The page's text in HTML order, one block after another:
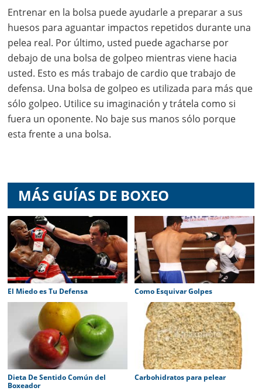
Entrenar en la bolsa puede ayudarle a preparar a sus
huesos para aguantar impactos repetidos durante una
pelea real. Por último, usted puede agacharse por
debajo de una bolsa de golpeo mientras viene hacia
usted. Esto es más trabajo de cardio que trabajo de
defensa. Una bolsa de golpeo es utilizada para más que
sólo golpeo. Utilice su imaginación y trátela como si
fuera un oponente. No baje sus manos sólo porque
esta frente a una bolsa.
MÁS GUÍAS DE BOXEO
El Miedo es Tu Defensa Como Esquivar Golpes
Dieta De Sentido Común del
Boxeador
Carbohidratos para pelear